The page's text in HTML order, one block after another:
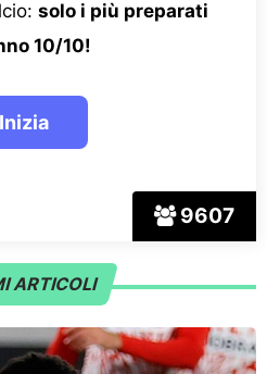
9607
solo i più preparati
10/10!
ARTICOLI